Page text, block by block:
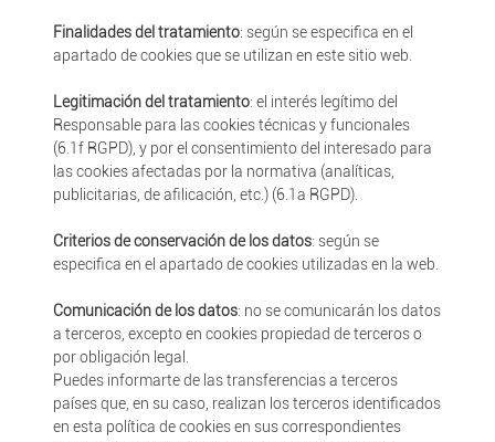
Finalidades del tratamiento: según se especifica en el
apartado de cookies que se utilizan en este sitio web.
Legitimación del tratamiento: el interés legítimo del
Responsable para las cookies técnicas y funcionales
(6.1f RGPD), y por el consentimiento del interesado para
las cookies afectadas por la normativa (analíticas,
publicitarias, de afilicación, etc.) (6.1a RGPD).
Criterios de conservación de los datos: según se
especifica en el apartado de cookies utilizadas en la web.
Comunicación de los datos: no se comunicarán los datos
a terceros, excepto en cookies propiedad de terceros o
por obligación legal.
Puedes informarte de las transferencias a terceros
países que, en su caso, realizan los terceros identificados
en esta política de cookies en sus correspondientes